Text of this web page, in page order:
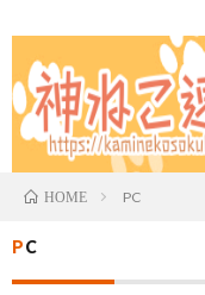
HOME PC
PC